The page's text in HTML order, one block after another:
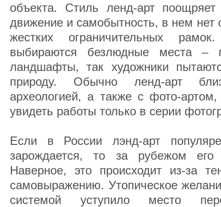
объекта. Стиль ленд-арт поощряет
движение и самобытность, в нем нет
жестких ограничительных
выбираются безлюдные места –
ландшафты, так художники
природу. Обычно ленд-арт
археологией, а также с фото-
увидеть работы только в серии
Если в России лэнд-арт
зарождается, то за рубежом
Наверное, это происходит из-за
самовыражению. Утопическое
системой уступило место